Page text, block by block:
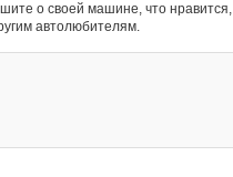
о своей машине, что нравится,
автолюбителям.